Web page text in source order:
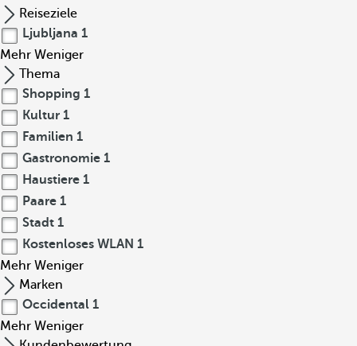
Reiseziele
Ljubljana 1
Mehr Weniger
Thema
Shopping 1
Kultur 1
Familien 1
Gastronomie 1
Haustiere 1
Paare 1
Stadt 1
Kostenloses WLAN 1
Mehr Weniger
Marken
Occidental 1
Mehr Weniger